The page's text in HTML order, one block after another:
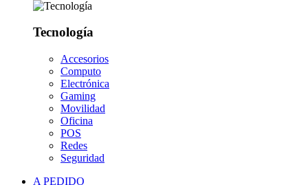
Tecnología
Accesorios
Computo
Electrónica
Gaming
Movilidad
Oficina
POS
Redes
Seguridad
A PEDIDO